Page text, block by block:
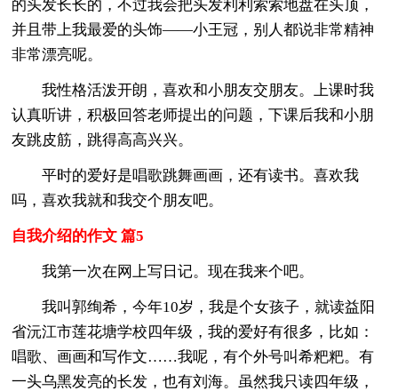
的头发长长的，不过我会把头发利利索索地盘在头顶，
并且带上我最爱的头饰——小王冠，别人都说非常精神
非常漂亮呢。
我性格活泼开朗，喜欢和小朋友交朋友。上课时我
认真听讲，积极回答老师提出的问题，下课后我和小朋
友跳皮筋，跳得高高兴兴。
平时的爱好是唱歌跳舞画画，还有读书。喜欢我
吗，喜欢我就和我交个朋友吧。
自我介绍的作文 篇5
我第一次在网上写日记。现在我来个吧。
我叫郭绚希，今年10岁，我是个女孩子，就读益阳
省沅江市莲花塘学校四年级，我的爱好有很多，比如：
唱歌、画画和写作文……我呢，有个外号叫希粑粑。有
一头乌黑发亮的长发，也有刘海。虽然我只读四年级，